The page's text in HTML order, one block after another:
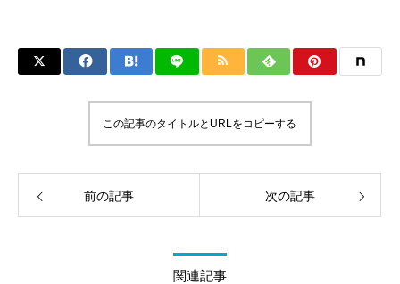
この記事のタイトルとURLをコピーする
前の記事 次の記事
関連記事